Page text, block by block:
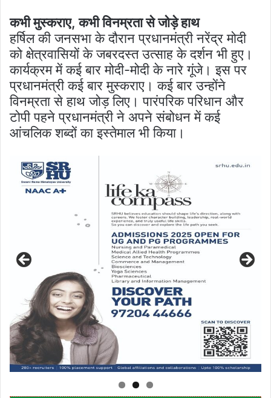
कभी मुस्कराए, कभी विनम्रता से जोड़े हाथ
हर्षिल की जनसभा के दौरान प्रधानमंत्री नरेंद्र मोदी
को क्षेत्रवासियों के जबरदस्त उत्साह के दर्शन भी हुए।
कार्यक्रम में कई बार मोदी-मोदी के नारे गूंजे। इस पर
प्रधानमंत्री कई बार मुस्कराए। कई बार उन्होंने
विनम्रता से हाथ जोड़ लिए। पारंपरिक परिधान और
टोपी पहने प्रधानमंत्री ने अपने संबोधन में कई
आंचलिक शब्दों का इस्तेमाल भी किया।